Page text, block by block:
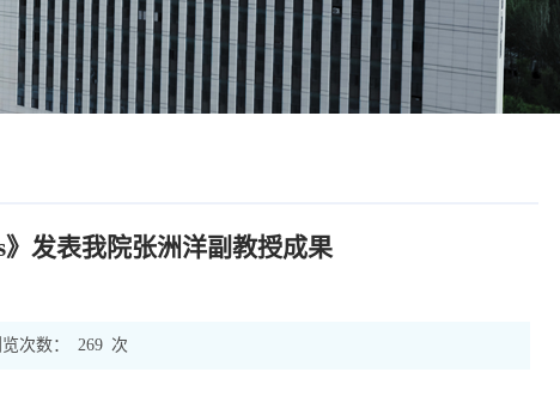
发表我院张洲洋副教授成果
次数： 269 次